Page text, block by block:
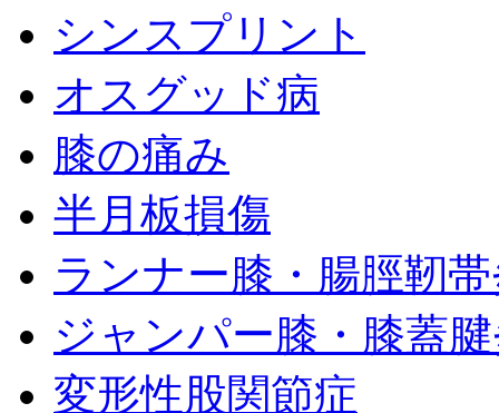
シンスプリント
オスグッド病
膝の痛み
半月板損傷
ランナー膝・腸脛靭
ジャンパー膝・膝蓋
変形性股関節症